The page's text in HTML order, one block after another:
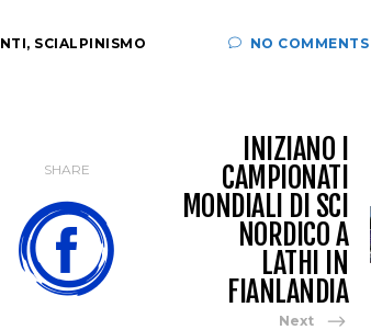
, SCIALPINISMO NO COMMENTS
SHARE
INIZIANO I
CAMPIONATI
MONDIALI DI SCI
NORDICO A
LATHI IN
FIANLANDIA
Next